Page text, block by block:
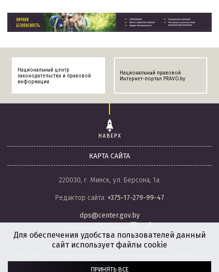
Национальный центр
законодательства и правовой
информации
Национальный правовой
Интернет-портал PRAVO.by
НАВЕРХ
КАРТА САЙТА
220030, г. Минск, ул. Берсона, 1а.
Редактор сайта: +375-17-279-99-47
dps@center.gov.by
Для обеспечения удобства пользователей данный
сайт использует файлы cookie
ПРИНЯТЬ ВСЕ